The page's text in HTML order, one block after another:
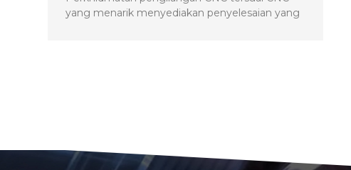
yang menarik menyediakan penyelesaian yang
tepat untuk mesin pembuatan dan produk
akhir. Kami menggunakan pelbagai mesin,